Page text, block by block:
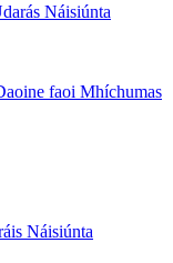
Náisiúnta
faoi Mhíchumas
Náisiúnta